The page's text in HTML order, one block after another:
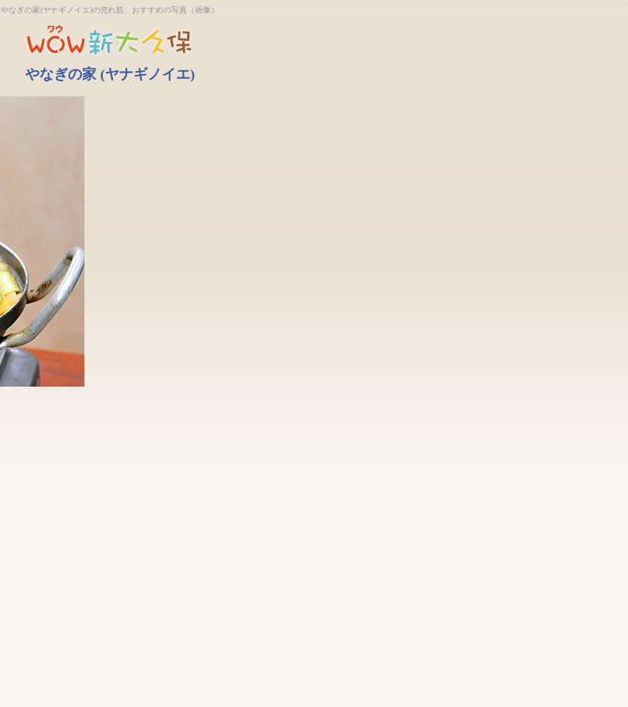
やなぎの家(ヤナギノイエ)の売れ筋、おすすめの写真（画像）
やなぎの家 (ヤナギノイエ)